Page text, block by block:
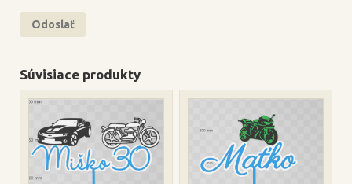
Súvisiace produkty